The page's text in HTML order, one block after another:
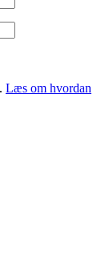
Læs om hvordan